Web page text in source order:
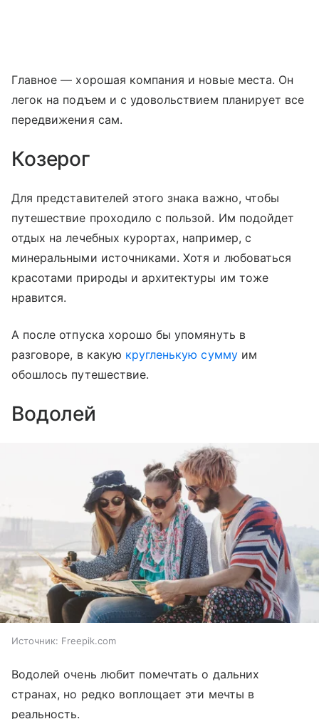
Главное — хорошая компания и новые места. Он
легок на подъем и с удовольствием планирует все
передвижения сам.
Козерог
Для представителей этого знака важно, чтобы
путешествие проходило с пользой. Им подойдет
отдых на лечебных курортах, например, с
минеральными источниками. Хотя и любоваться
красотами природы и архитектуры им тоже
нравится.
А после отпуска хорошо бы упомянуть в
разговоре, в какую кругленькую суммуим
обошлось путешествие.
Водолей
Источник: Freepik.com
Водолей очень любит помечтать о дальних
странах, но редко воплощает эти мечты в
реальность.